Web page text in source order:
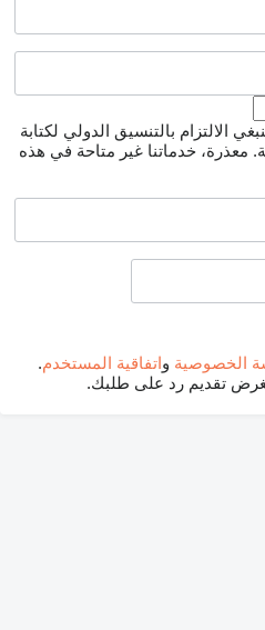
الالتزام بالتنسيق الدولي لكتابة
معذرة، خدماتنا غير متاحة في هذه
الخصوصية واتفاقية المستخدم.
تقديم رد على طلبك.